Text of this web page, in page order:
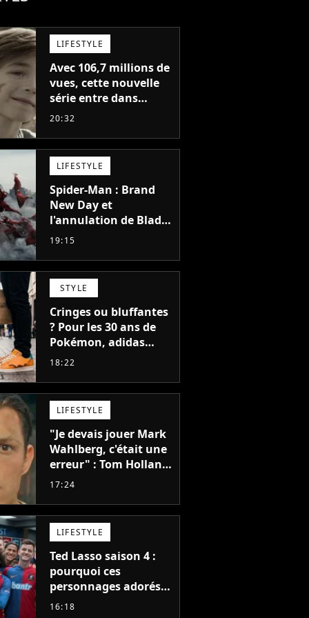
LIFESTYLE
Avec 106,7 millions de
vues, cette nouvelle
série entre dans
l'histoire de Netflix en
20:32
LIFESTYLE
Spider-Man : Brand
New Day et
l'annulation de Blade
montrent que Marvel
faire quoi que ce soit
de simple
19:15
STYLE
Cringes ou bluffantes
? Pour les 30 ans de
Pokémon, adidas
dévoile une énorme
et je ne sais pas quoi
en penser
18:22
LIFESTYLE
"Je devais jouer Mark
Wahlberg, c'était une
erreur" : Tom Holland,
la star de Spider-Man,
blockbuster
17:24
LIFESTYLE
Ted Lasso saison 4 :
pourquoi ces
personnages adorés
des fans ne sont pas
16:18